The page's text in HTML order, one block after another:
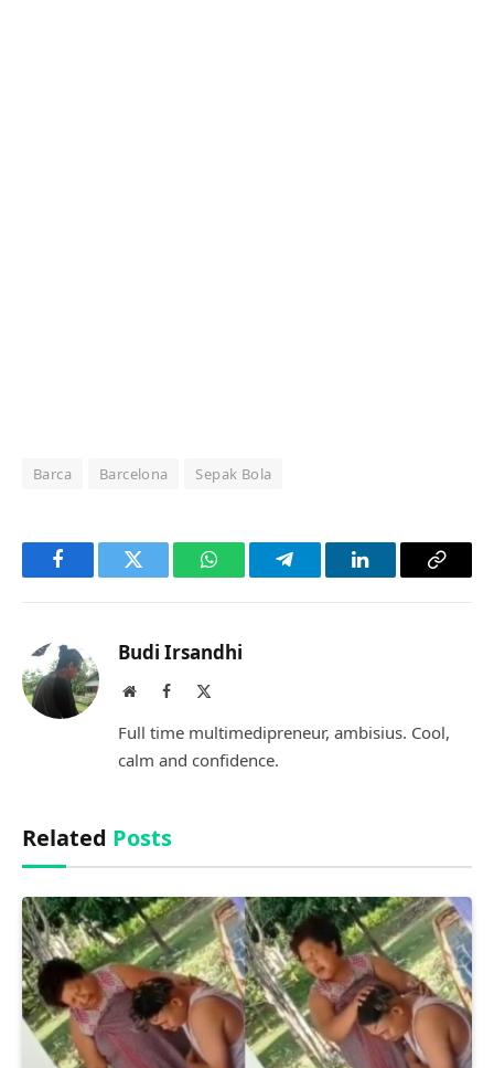
Barca Barcelona Sepak Bola
FacebookTwitter WhatsAppTelegramLinkedInCopy
Budi Irsandhi
WebsiteFacebook
Full time multimedipreneur, ambisius. Cool,
calm and confidence.
Related Posts